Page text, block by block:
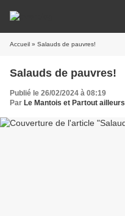
Accueil » Salauds de pauvres!
Salauds de pauvres!
Publié le 26/02/2024 à 08:19
Par Le Mantois et Partout ailleurs